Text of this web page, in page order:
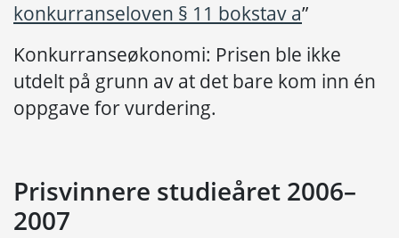
konkurranseloven § 11 bokstav a”
Konkurranseøkonomi: Prisen ble ikke
utdelt på grunn av at det bare kom inn én
oppgave for vurdering.
Prisvinnere studieåret 2006–
2007